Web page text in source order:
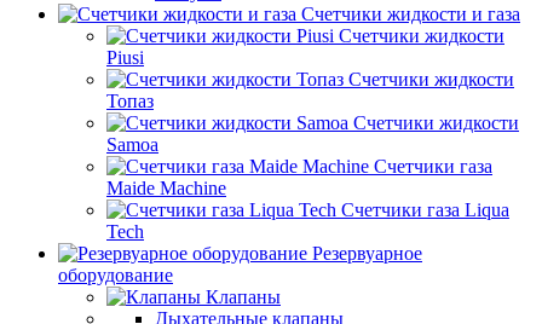
Счетчики жидкости и газа
Счетчики жидкости
Piusi
Счетчики жидкости
Топаз
Счетчики жидкости
Samoa
Счетчики газа
Maide Machine
Счетчики газа Liqua
Tech
Резервуарное
оборудование
Клапаны
Дыхательные клапаны